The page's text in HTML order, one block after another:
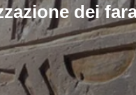
dei